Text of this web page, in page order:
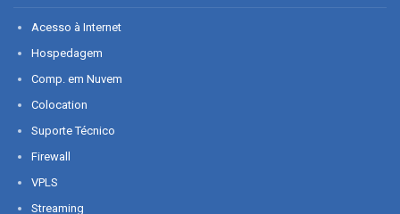
Acesso à Internet
Hospedagem
Comp. em Nuvem
Colocation
Suporte Técnico
Firewall
VPLS
Streaming